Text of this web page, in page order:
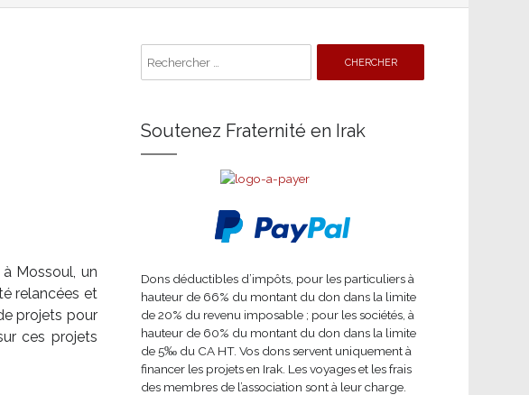
Mossoul, un
relancées et
projets pour
ces projets
Soutenez Fraternité en Irak
Dons déductibles d’impôts, pour les particuliers à
hauteur de 66% du montant du don dans la limite
de 20% du revenu imposable ; pour les sociétés, à
hauteur de 60% du montant du don dans la limite
de 5‰ du CA HT. Vos dons servent uniquement à
financer les projets en Irak. Les voyages et les frais
des membres de l’association sont à leur charge.